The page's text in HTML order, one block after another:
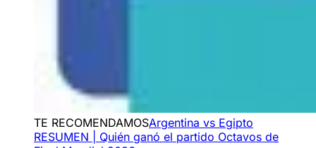
TE RECOMENDAMOSArgentina vs Egipto
RESUMEN | Quién ganó el partido Octavos de